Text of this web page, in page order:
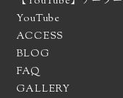
YouTube
ACCESS
BLOG
FAQ
GALLERY